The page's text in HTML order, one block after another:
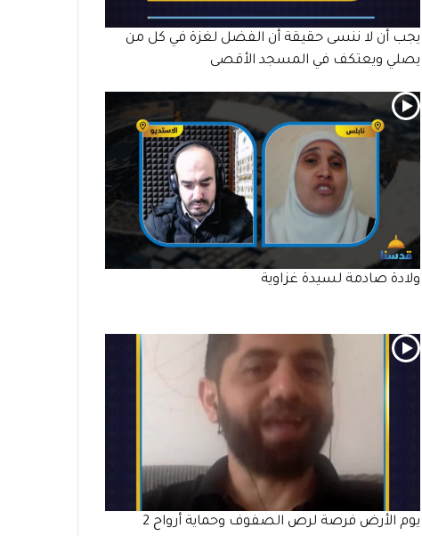
يجب أن لا ننسى حقيقة أن الفضل لغزة في كل من
يصلي ويعتكف في المسجد الأقصى
ولادة صادمة لسيدة غزاوية
يوم الأرض فرصة لرص الصفوف وحماية أرواح 2